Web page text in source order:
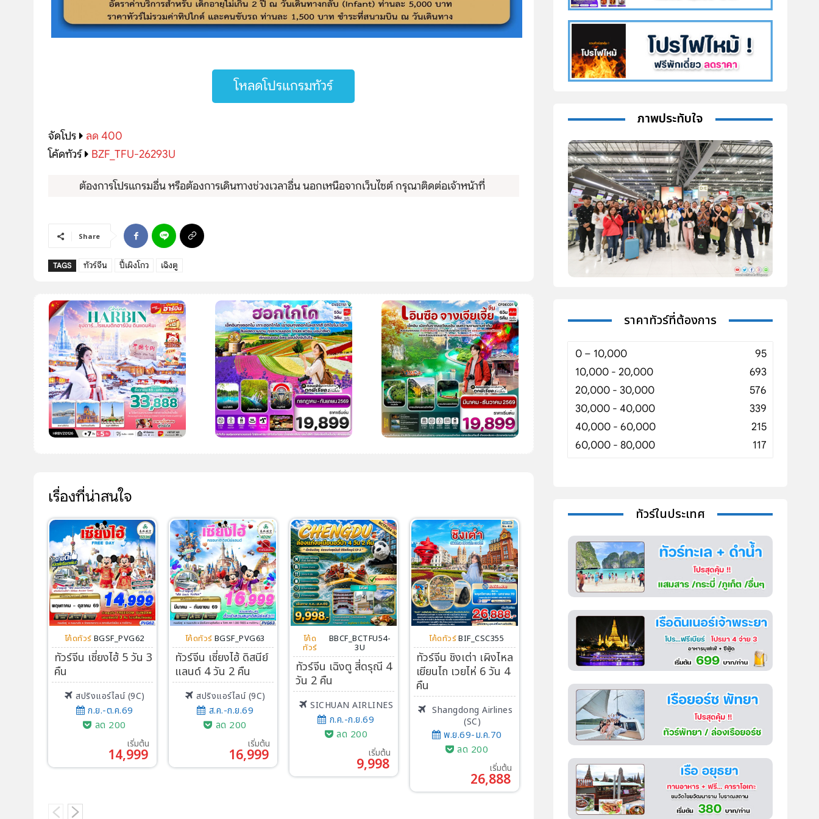
ทัวร์ในประเทศ
บริการอื่นๆ
โหลดโปรแกรมทัวร์
จัดโปร
ลด 400
โค้ดทัวร์
BZF_TFU-26293U
ต้องการโปรแกรมอื่น หรือต้องการเดินทางช่วงเวลาอื่น นอกเหนือจากเว็บไซต์ กรุณาติดต่อเจ้าหน้าที่
Share
TAGS ทัวร์จีน ปี้เผิงโกว เฉิงตู
เรื่องที่น่าสนใจ
โค้ดทัวร์ BGSF_PVG62
ทัวร์จีน เซี่ยงไฮ้ 5 วัน 3
คืน
สปริงแอร์ไลน์ (9C)
ก.ย.-ต.ค.69
ลด 200
เริ่มต้น
14,999
โค้ดทัวร์ BGSF_PVG63
ทัวร์จีน เซี่ยงไฮ้ ดิสนีย์
แลนด์ 4 วัน 2 คืน
สปริงแอร์ไลน์ (9C)
ส.ค.-ก.ย.69
ลด 200
เริ่มต้น
16,999
โค้ด
ทัวร์
BBCF_BCTFU54-
3U
ทัวร์จีน เฉิงตู สี่ดรุณี 4
วัน 2 คืน
SICHUAN AIRLINES
ก.ค.-ก.ย.69
ลด 200
เริ่มต้น
9,998
โค้ดทัวร์ BIF_CSC355
ทัวร์จีน ชิงเต่า เผิงไหล
เยียนไถ เวยไห่ 6 วัน 4
คืน
Shangdong Airlines
(SC)
พ.ย.69-ม.ค.70
ลด 200
เริ่มต้น
26,888
ภาพประทับใจ
ราคาทัวร์ที่ต้องการ
0 – 10,000
95
10,000 - 20,000
693
20,000 - 30,000
576
30,000 - 40,000
339
40,000 - 60,000
215
60,000 - 80,000
117
ทัวร์ในประเทศ